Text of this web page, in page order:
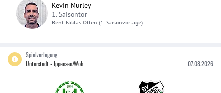
Kevin Murley
1. Saisontor
Bent-Niklas Otten (1. Saisonvorlage)
Spielverlegung
Unterstedt - Ippensen/Woh
07.08.2026